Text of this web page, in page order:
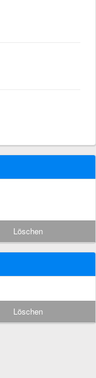
Löschen
Löschen